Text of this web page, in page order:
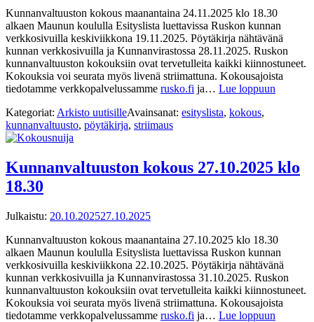
Kunnanvaltuuston kokous maanantaina 24.11.2025 klo 18.30
alkaen Maunun koululla Esityslista luettavissa Ruskon kunnan
verkkosivuilla keskiviikkona 19.11.2025. Pöytäkirja nähtävänä
kunnan verkkosivuilla ja Kunnanvirastossa 28.11.2025. Ruskon
kunnanvaltuuston kokouksiin ovat tervetulleita kaikki kiinnostuneet.
Kokouksia voi seurata myös livenä striimattuna. Kokousajoista
tiedotamme verkkopalvelussamme rusko.fi ja… Lue loppuun
Kategoriat: Arkisto uutisilleAvainsanat: esityslista, kokous,
kunnanvaltuusto, pöytäkirja, striimaus
Kunnanvaltuuston kokous 27.10.2025 klo
18.30
Julkaistu: 20.10.202527.10.2025
Kunnanvaltuuston kokous maanantaina 27.10.2025 klo 18.30
alkaen Maunun koululla Esityslista luettavissa Ruskon kunnan
verkkosivuilla keskiviikkona 22.10.2025. Pöytäkirja nähtävänä
kunnan verkkosivuilla ja Kunnanvirastossa 31.10.2025. Ruskon
kunnanvaltuuston kokouksiin ovat tervetulleita kaikki kiinnostuneet.
Kokouksia voi seurata myös livenä striimattuna. Kokousajoista
tiedotamme verkkopalvelussamme rusko.fi ja… Lue loppuun